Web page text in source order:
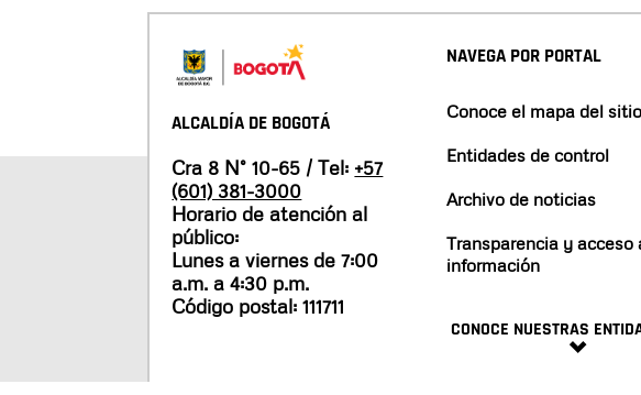
ALCALDÍA DE BOGOTÁ
Cra 8 N° 10-65 / Tel: +57
(601) 381-3000
Horario de atención al
público:
Lunes a viernes de 7:00
a.m. a 4:30 p.m.
Código postal: 111711
NAVEGA POR PORTAL
Conoce el mapa del sitio
Entidades de control
Archivo de noticias
Transparencia y acceso
información
CONOCE NUESTRAS